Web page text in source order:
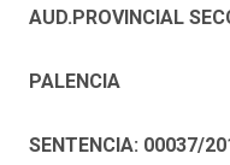
AUD.PROVINCIAL
PALENCIA
SENTENCIA: 00037/